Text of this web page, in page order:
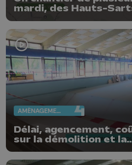
mardi, des Hauts-
AMÉNAGEMENT DU TERRITOIRE
Délai, agencement,
sur la démolition et la
reconstruction de la
d'Aywaille